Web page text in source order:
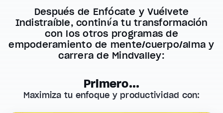
Después de Enfócate y Vuélvete
Indistraíble, continúa tu transformación
con los otros programas de
empoderamiento de mente/cuerpo/alma y
carrera de Mindvalley:
Primero...
Maximiza tu enfoque y productividad con: